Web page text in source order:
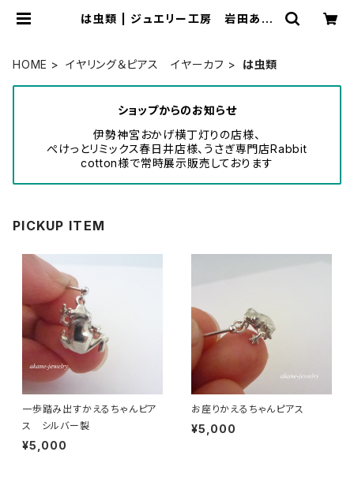
は虫類 | ジュエリー工房 岩田あか
HOME イヤリング＆ピアス イヤーカフ は虫類
ショップからのお知らせ
伊勢神宮おかげ横丁灯りの店様、
ぺけっとリミックス春日井店様、うさぎ専門店Rabbit
cotton様で常時展示販売しております
PICKUP ITEM
一歩踏み出すかえるちゃんピア
ス シルバー製
¥5,000
お座りかえるちゃんピアス
¥5,000